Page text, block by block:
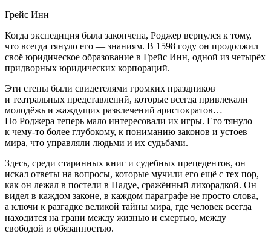
Грейс Инн
Когда экспедиция была закончена, Роджер вернулся к тому,
что всегда тянуло его — знаниям. В 1598 году он продолжил
своё юридическое образование в Грейс Инн, одной из четырёх
придворных юридических корпораций.
Эти стены были свидетелями громких праздников
и театральных представлений, которые всегда привлекали
молодёжь и жаждущих развлечений аристократов…
Но Роджера теперь мало интересовали их игры. Его тянуло
к чему-то более глубокому, к пониманию законов и устоев
мира, что управляли людьми и их судьбами.
Здесь, среди старинных книг и судебных прецедентов, он
искал ответы на вопросы, которые мучили его ещё с тех пор,
как он лежал в постели в Падуе, сражённый лихорадкой. Он
видел в каждом законе, в каждом параграфе не просто слова,
а ключи к разгадке великой тайны мира, где человек всегда
находится на грани между жизнью и смертью, между
свободой и обязанностью.